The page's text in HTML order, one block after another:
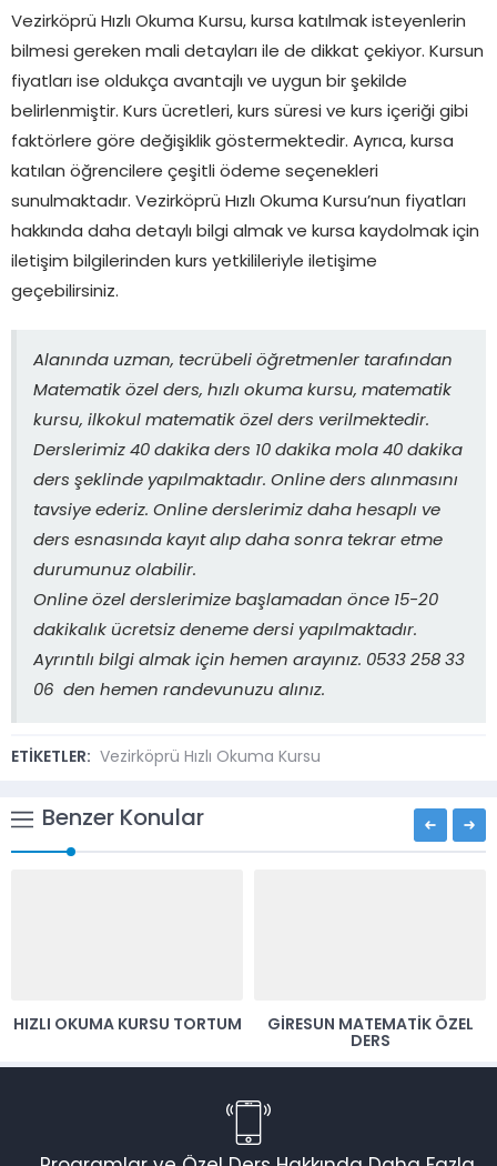
Vezirköprü Hızlı Okuma Kursu, kursa katılmak isteyenlerin
bilmesi gereken mali detayları ile de dikkat çekiyor. Kursun
fiyatları ise oldukça avantajlı ve uygun bir şekilde
belirlenmiştir. Kurs ücretleri, kurs süresi ve kurs içeriği gibi
faktörlere göre değişiklik göstermektedir. Ayrıca, kursa
katılan öğrencilere çeşitli ödeme seçenekleri
sunulmaktadır. Vezirköprü Hızlı Okuma Kursu’nun fiyatları
hakkında daha detaylı bilgi almak ve kursa kaydolmak için
iletişim bilgilerinden kurs yetkilileriyle iletişime
geçebilirsiniz.
Alanında uzman, tecrübeli öğretmenler tarafından
Matematik özel ders, hızlı okuma kursu, matematik
kursu, ilkokul matematik özel ders verilmektedir.
Derslerimiz 40 dakika ders 10 dakika mola 40 dakika
ders şeklinde yapılmaktadır. Online ders alınmasını
tavsiye ederiz. Online derslerimiz daha hesaplı ve
ders esnasında kayıt alıp daha sonra tekrar etme
durumunuz olabilir.
Online özel derslerimize başlamadan önce 15-20
dakikalık ücretsiz deneme dersi yapılmaktadır.
Ayrıntılı bilgi almak için hemen arayınız. 0533 258 33
06 den hemen randevunuzu alınız.
ETİKETLER: Vezirköprü Hızlı Okuma Kursu
Benzer Konular
GIRESUN MATEMATIK ÖZEL
HIZLI OKUMA KURSU KARTAL